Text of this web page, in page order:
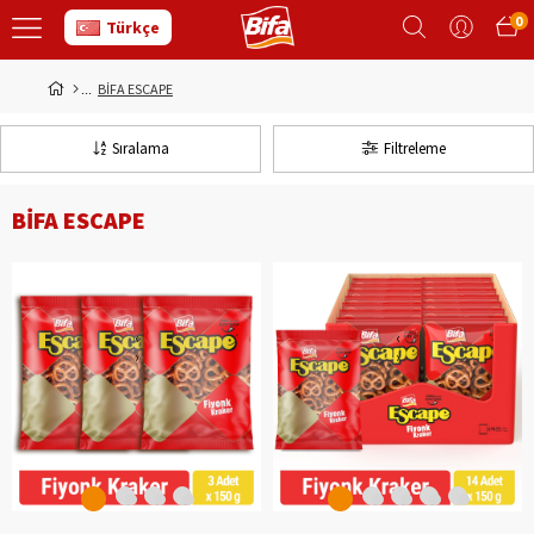
Türkçe 0
BİFA ESCAPE
Filtreleme
Sıralama
BİFA ESCAPE
‹
›
‹
›